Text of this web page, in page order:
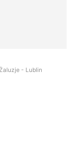
- Lublin